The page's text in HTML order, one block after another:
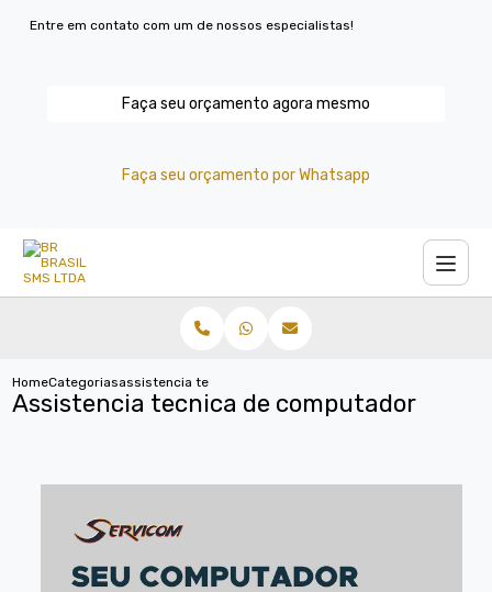
Entre em contato com um de nossos especialistas!
Faça seu orçamento agora mesmo
Faça seu orçamento por Whatsapp
HomeCategoriasassistencia tecnica computador
Assistencia tecnica de computador